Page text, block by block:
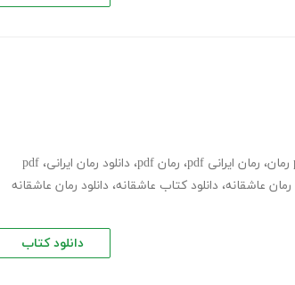
، رمان ایرانی pdf ، رمان pdf ، دانلود رمان ایرانی، pdf
رمان عاشقانه، دانلود کتاب عاشقانه، دانلود رمان عاشقانه
دانلود کتاب